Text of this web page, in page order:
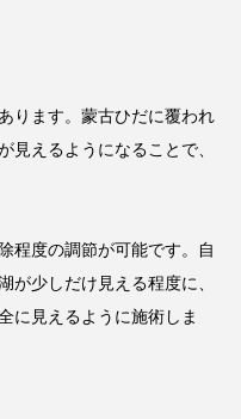
ります。蒙古ひだに覆われ
見えるようになることで、
程度の調節が可能です。自
が少しだけ見える程度に、
に見えるように施術しま